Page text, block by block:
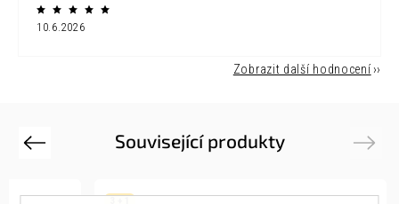
10.6.2026
Zobrazit další hodnocení
Související produkty
Previous Next